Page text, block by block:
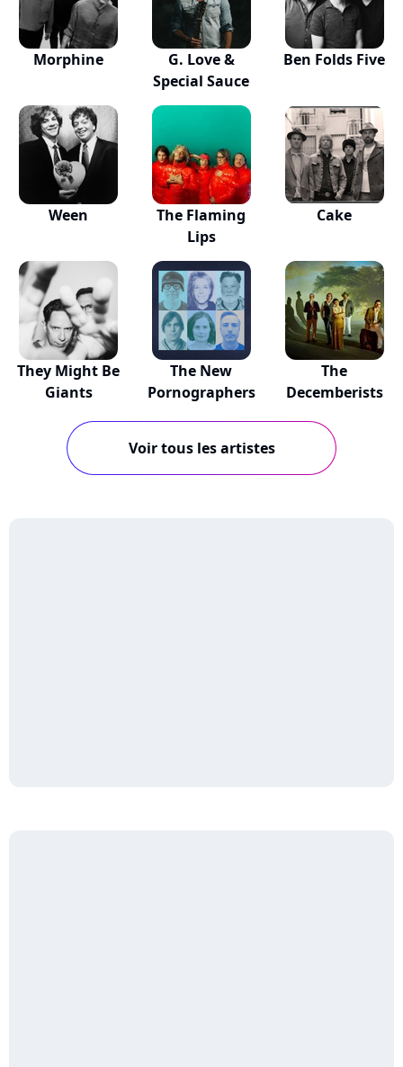
Morphine
G. Love &
Special Sauce
Ben Folds Five
Ween
The Flaming
Lips
Cake
They Might Be
Giants
The New
Pornographers
The
Decemberists
Voir tous les artistes